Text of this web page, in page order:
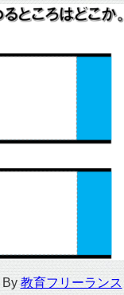
By 教育フリーランス